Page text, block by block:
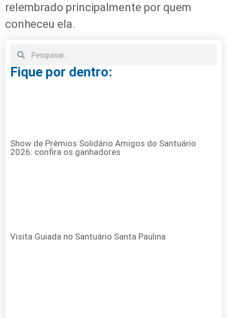
relembrado principalmente por quem
conheceu ela.
Fique por dentro:
Show de Prêmios Solidário Amigos do Santuário
2026: confira os ganhadores
Visita Guiada no Santuário Santa Paulina